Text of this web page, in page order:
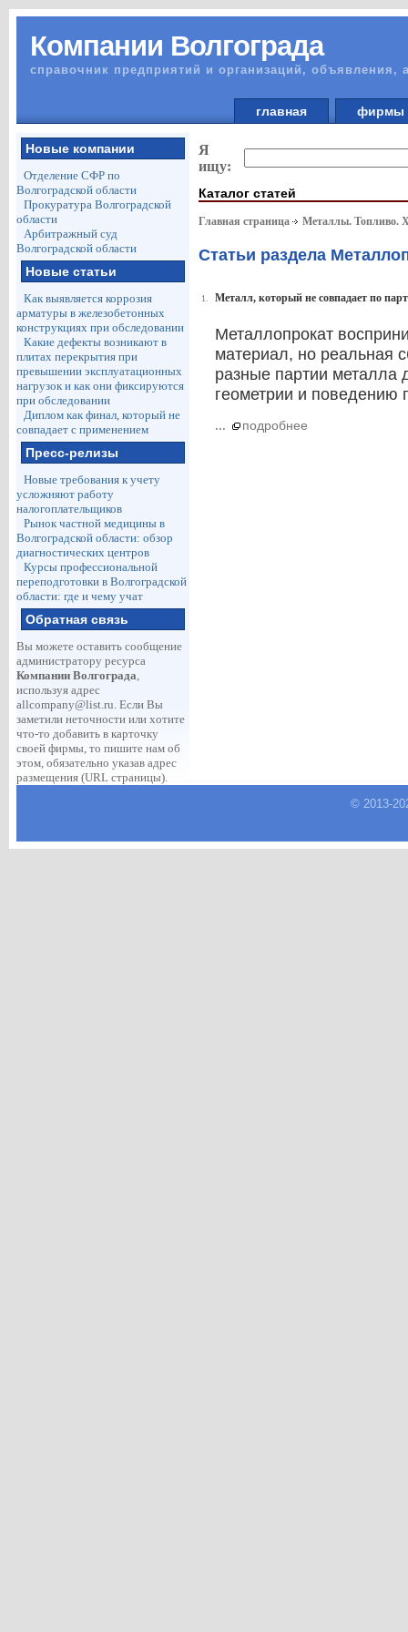
Компании Волгограда
справочник предприятий и организаций, объявления,
главная
Новые компании
Отделение СФР по
Волгоградской области
Прокуратура Волгоградской
области
Арбитражный суд
Волгоградской области
Новые статьи
Как выявляется коррозия
арматуры в железобетонных
конструкциях при обследовании
Какие дефекты возникают в
плитах перекрытия при
превышении эксплуатационных
нагрузок и как они фиксируются
при обследовании
Диплом как финал, который не
совпадает с применением
Пресс-релизы
Новые требования к учету
усложняют работу
налогоплательщиков
Рынок частной медицины в
Волгоградской области: обзор
диагностических центров
Курсы профессиональной
переподготовки в Волгоградской
области: где и чему учат
Обратная связь
Вы можете оставить сообщение
администратору ресурса
Компании Волгограда,
используя адрес
allcompany@list.ru. Если Вы
заметили неточности или хотите
что-то добавить в карточку
своей фирмы, то пишите нам об
этом, обязательно указав адрес
размещения (URL страницы).
Я
ищу:
Каталог статей
Главная страница Металлы. Топливо.
Статьи раздела
1. Металл, который не совпадает по
Металлопрокат
материал, но реальная
разные партии металла
геометрии и поведению
... подробнее
© 2013-